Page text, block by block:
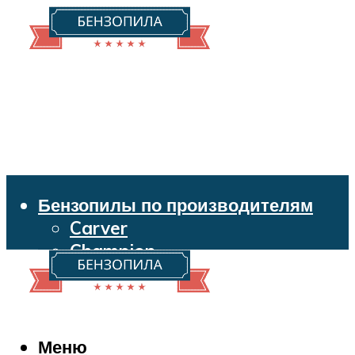
Бензопилы по производителям
Carver
Champion
Echo
Husqvarna
Makita
Меню